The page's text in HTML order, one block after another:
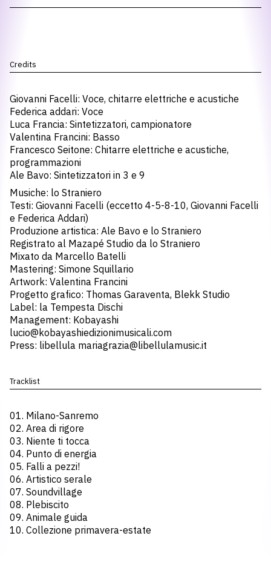
Credits
Giovanni Facelli: Voce, chitarre elettriche e acustiche
Federica addari: Voce
Luca Francia: Sintetizzatori, campionatore
Valentina Francini: Basso
Francesco Seitone: Chitarre elettriche e acustiche,
programmazioni
Ale Bavo: Sintetizzatori in 3 e 9
Musiche: lo Straniero
Testi: Giovanni Facelli (eccetto 4-5-8-10, Giovanni Facelli
e Federica Addari)
Produzione artistica: Ale Bavo e lo Straniero
Registrato al Mazapé Studio da lo Straniero
Mixato da Marcello Batelli
Mastering: Simone Squillario
Artwork: Valentina Francini
Progetto grafico: Thomas Garaventa, Blekk Studio
Label: la Tempesta Dischi
Management: Kobayashi
lucio@kobayashiedizionimusicali.com
Press: libellula mariagrazia@libellulamusic.it
Tracklist
01. Milano-Sanremo
02. Area di rigore
03. Niente ti tocca
04. Punto di energia
05. Falli a pezzi!
06. Artistico serale
07. Soundvillage
08. Plebiscito
09. Animale guida
10. Collezione primavera-estate